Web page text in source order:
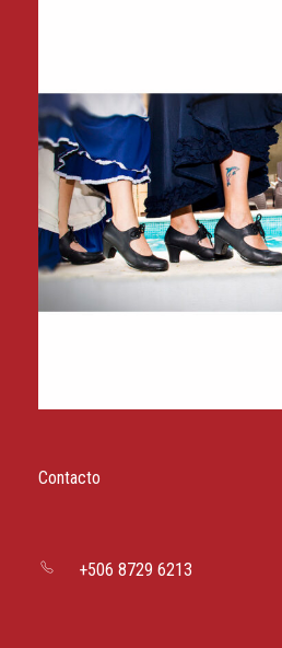
Contacto
+506 8729 6213